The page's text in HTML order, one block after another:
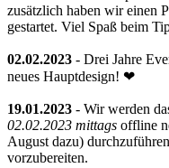
zusätzlich haben wir einen
gestartet. Viel Spaß beim
02.02.2023 - Drei Jahre
neues Hauptdesign! ❤
19.01.2023 - Wir werden
02.02.2023 mittags offline
August dazu)
vorzubereiten.